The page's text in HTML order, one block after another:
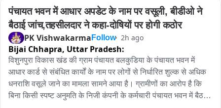
यात्रा के दौरान श्रद्धालुओं के लिए प्रसाद वितरण भी किया गया। समिति के
कार्यकर्ताओं ने यात्रा को व्यवस्थित और शांतिपूर्ण ढंग से संपन्न कराने में
सहयोग किया। शिव पालकी यात्रा के समापन पर पत्थर शिवाला धाम में
श्रद्धालुओं ने भगवान शिव का पूजन-अर्चन कर सुख-समृद्धि की कामना की।
था। परिजनों ने बताया कि रविवार को वह काफी देर तक बेचैन अवस्था में
घर और आसपास घूमता रहा। देर रात करीब 10:45 बजे उसने धारदार चाकू
से अपने बाएं हाथ पर गंभीर चोट पहुंचा ली।
कुछ देर बाद परिजनों की नजर उस पर पड़ी तो वह गंभीर हालत में मिला।
उसके हाथ से काफी मात्रा में खून बह रहा था। आनन-फानन में परिजन उसे
सामुदायिक स्वास्थ्य केंद्र सिकंदराराऊ लेकर पहुंचे, जहां चिकित्सकों ने
जांच के बाद उसे मृत घोषित कर दिया। चिकित्सकों के अनुसार अत्यधिक
रक्तस्राव के कारण युवक की मौत हुई।
घटना की सूचना मिलते ही कोतवाली पुलिस मौके पर पहुंची और मामले की
पंचायत भवन में आधार अपडेट के नाम पर वसूली, बीडीओ ने
बैठाई जांच,तहसीलदार ने कहा-दोषियों पर होगी कठोर
PK Vishwakarma Follow 2h ago
Bijai Chhapra, Uttar Pradesh:
विशुनपुरा विकास खंड की ग्राम पंचायत बलकुडिया के पंचायत भवन में
आधार कार्ड से संबंधित कार्यों के नाम पर लोगों से निर्धारित शुल्क से अधिक
धनराशि वसूले जाने का मामला सामने आया है। ग्रामीणों का आरोप है कि
बिना किसी स्पष्ट अनुमति के निजी कंपनी के कर्मचारी पंचायत भवन में बैठकर